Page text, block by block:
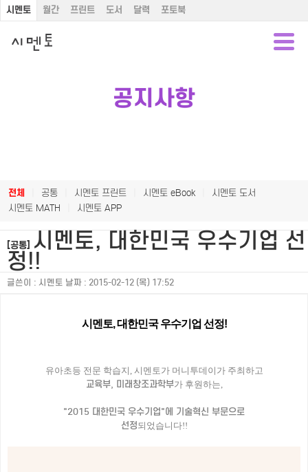
시멘토 월간 프린트 도서 달력 포토북
공지사항
전체 공통 시멘토 프린트 시멘토 eBook
시멘토 도서
시멘토 MATH
시멘토 APP
[공통] 시멘토, 대한민국 우수기업 선
정!!
글쓴이 : 시멘토 날짜 : 2015-02-12 (목) 17:52
시멘토, 대한민국 우수기업 선정!
유아초등 전문 학습지, 시멘토가 머니투데이가 주최하고
교육부, 미래창조과학부가 후원하는,
"2015 대한민국 우수기업"에 기술혁신 부문으로
선정되었습니다!!